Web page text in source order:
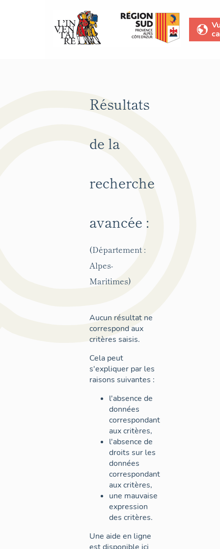
Résultats
de la
recherche
avancée :
(Département :
Alpes-
Maritimes)
Aucun résultat ne
correspond aux
critères saisis.
Cela peut
s'expliquer par les
raisons suivantes :
l'absence de
données
correspondant
aux critères,
l'absence de
droits sur les
données
correspondant
aux critères,
une mauvaise
expression
des critères.
Une aide en ligne